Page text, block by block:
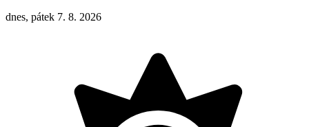
dnes, pátek 7. 8. 2026